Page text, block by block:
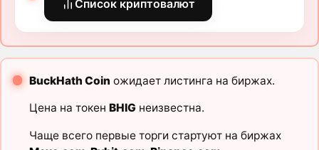
Список криптовалют
BuckHath Coin ожидает листинга на биржах.
Цена на токен BHIGнеизвестна.
Чаще всего первые торги стартуют на биржах